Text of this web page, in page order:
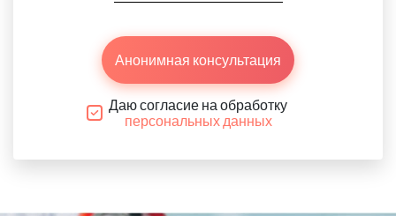
Анонимная консультация
Даю согласие на обработку
персональных данных